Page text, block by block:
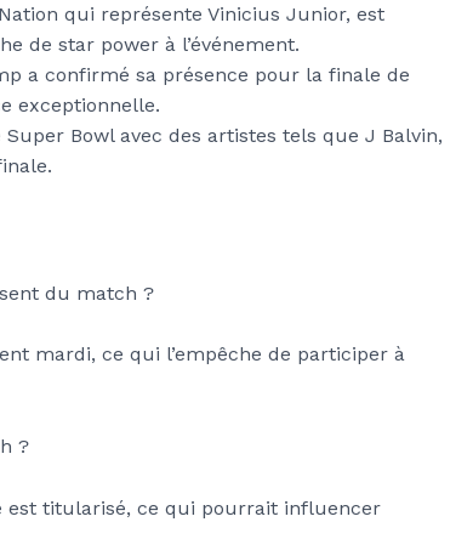
qui représente Vinicius Junior, est
de star power à l’événement.
a confirmé sa présence pour la finale de
exceptionnelle.
Bowl avec des artistes tels que J Balvin,
du match ?
mardi, ce qui l’empêche de participer à
?
est titularisé, ce qui pourrait influencer